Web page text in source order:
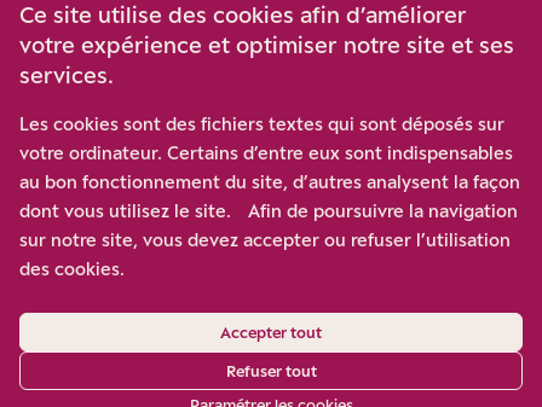
Participez à notre effort pour conforter la démocratie en
luttant contre l’ascension aux extrêmes, et la
disqualification de l’adversaire, en promouvant la
confrontation des idées et des opinions.
Nous soutenir
Ce site utilise des cookies afin d’améliorer
votre expérience et optimiser notre site et ses
services.
Les cookies sont des fichiers textes qui sont déposés sur
votre ordinateur. Certains d’entre eux sont indispensables
au bon fonctionnement du site, d’autres analysent la façon
dont vous utilisez le site. Afin de poursuivre la navigation
sur notre site, vous devez accepter ou refuser l’utilisation
des cookies.
Accepter tout
Refuser tout